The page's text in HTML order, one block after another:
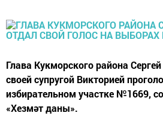
Глава Кукморского района
своей супругой Викторией
избирательном участке №1669,
«Хезмәт даны».